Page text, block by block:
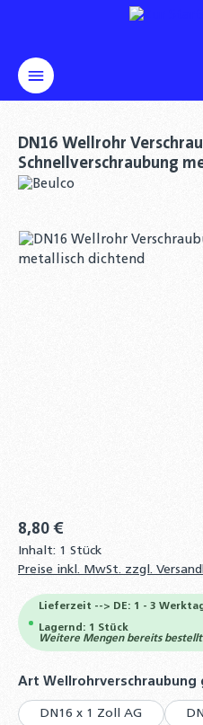
DN16 Wellrohr
Schnellverschraubung
Bildergalerie überspringen
8,80 €
Inhalt: 1 Stück
Preise inkl. MwSt. zzgl.
Lieferzeit --> DE: 1 - 3
Lagernd: 1 Stück
Weitere Mengen bereits
Art Wellrohrverschraubung
DN16 x 1 Zoll AG